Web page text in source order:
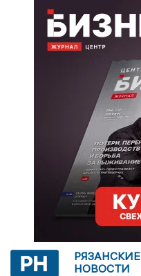
РЯЗАНСКИЕ
НОВОСТИ